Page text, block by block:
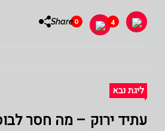
4
0
Share
ליגת נבא
עתיד ירוק – מה חסר